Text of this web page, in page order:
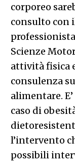
corporeo
consulto con
Scienze
attività fisica
consulenza
alimentare.
caso di
l’intervento
possibili